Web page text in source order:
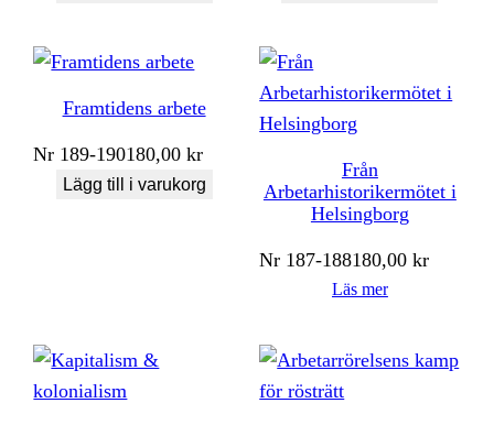
Framtidens arbete
Nr 189-190180,00kr
Lägg till i varukorg
Från
Arbetarhistorikermötet i
Helsingborg
Nr 187-188180,00kr
Läs mer